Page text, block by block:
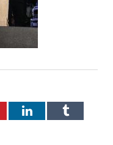
LinkedInTumblr